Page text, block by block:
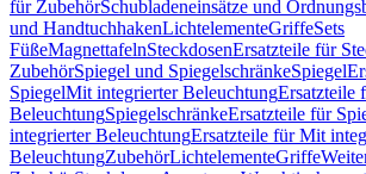
für ZubehörSchubladeneinsätze und
und HandtuchhakenLichtelementeGriffeSets
FüßeMagnettafelnSteckdosenErsatzteile für
ZubehörSpiegel und SpiegelschränkeSpiegel
SpiegelMit integrierter BeleuchtungErsatzteile
BeleuchtungSpiegelschränkeErsatzteile für
integrierter BeleuchtungErsatzteile für Mit
BeleuchtungZubehörLichtelementeGriffe